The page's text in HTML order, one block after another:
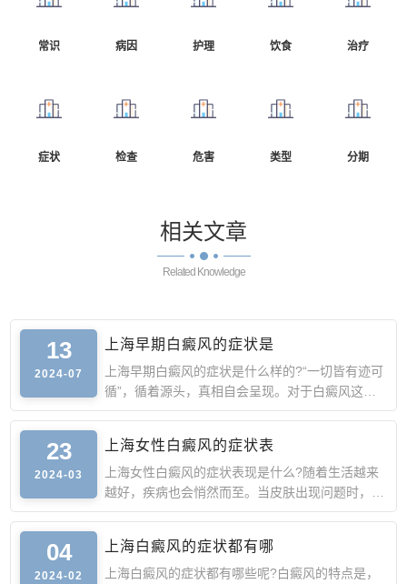
常识 病因 护理 饮食 治疗
症状 检查 危害 类型 分期
相关文章
Related Knowledge
13
2024-07
上海早期白癜风的症状是
上海早期白癜风的症状是什么样的?“一切皆有迹可
循”，循着源头，真相自会呈现。对于白癜风这种
皮肤疾病来说，
23
2024-03
上海女性白癜风的症状表
上海女性白癜风的症状表现是什么?随着生活越来
越好，疾病也会悄然而至。当皮肤出现问题时，通
常是身体发出的警
04
2024-02
上海白癜风的症状都有哪
上海白癜风的症状都有哪些呢?白癜风的特点是，